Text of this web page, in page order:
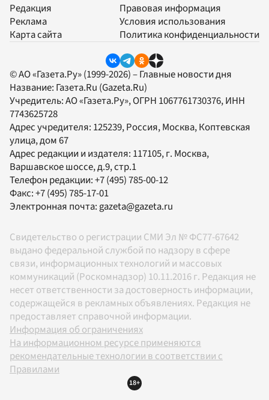
Редакция
Реклама
Карта сайта
Правовая информация
Условия использования
Политика конфиденциальности
© АО «Газета.Ру» (1999-2026) – Главные новости дня
Название: Газета.Ru (Gazeta.Ru)
Учредитель:АО «Газета.Ру», ОГРН 1067761730376, ИНН
7743625728
Адрес учредителя: 125239, Россия, Москва, Коптевская
улица, дом 67
Адрес редакции и издателя: 117105, г. Москва,
Варшавское шоссе, д.9, стр.1
Телефон редакции:+7 (495) 785-00-12
Факс:+7 (495) 785-17-01
Электронная почта: gazeta@gazeta.ru
Свидетельство о регистрации СМИ Эл № ФС77-67642
выдано федеральной службой по надзору в сфере
связи, информационных технологий и массовых
коммуникаций (Роскомнадзор) 10.11.2016 г. Редакция не
несет ответственности за достоверность информации,
содержащейся в рекламных объявлениях. Редакция не
предоставляет справочной информации.
Информация об ограничениях
На информационном ресурсе применяются
рекомендательные технологии в соответствии с
Правилами
18+